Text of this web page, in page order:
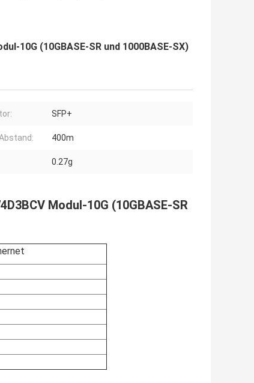
10G (10GBASE-SR und 1000BASE-SX)
SFP+
400m
0.27g
Modul-10G (10GBASE-SR